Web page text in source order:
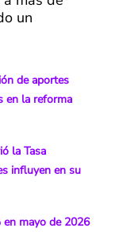
un
de aportes
en la reforma
la Tasa
influyen en su
mayo de 2026